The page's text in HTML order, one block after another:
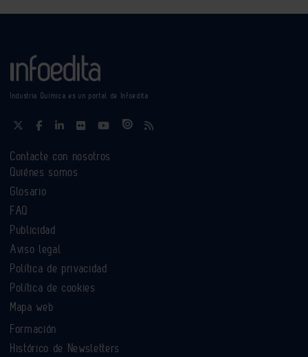
Industria Química es un portal de Infoedita
Contacte con nosotros
Quiénes somos
Glosario
FAQ
Publicidad
Aviso legal
Política de privacidad
Política de cookies
Mapa web
Formación
Histórico de Newsletters